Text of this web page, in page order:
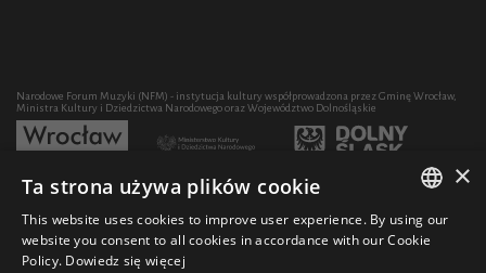
Narodowe Forum Muzyki (NFM) - instytucja kultury współprowadzona przez Gminę Wrocław,
Ministra Kultury i Dziedzictwa Narodowego oraz Województwo Dolnośląskie
Rozwój działalności artystycznej i edukacyjnej NFM poprzez zakup sprzętu współfinansowany
POLISH
×
Ta strona używa plików cookie
This website uses cookies to improve user experience. By using our
website you consent to all cookies in accordance with our Cookie
Policy. Dowiedz się więcej